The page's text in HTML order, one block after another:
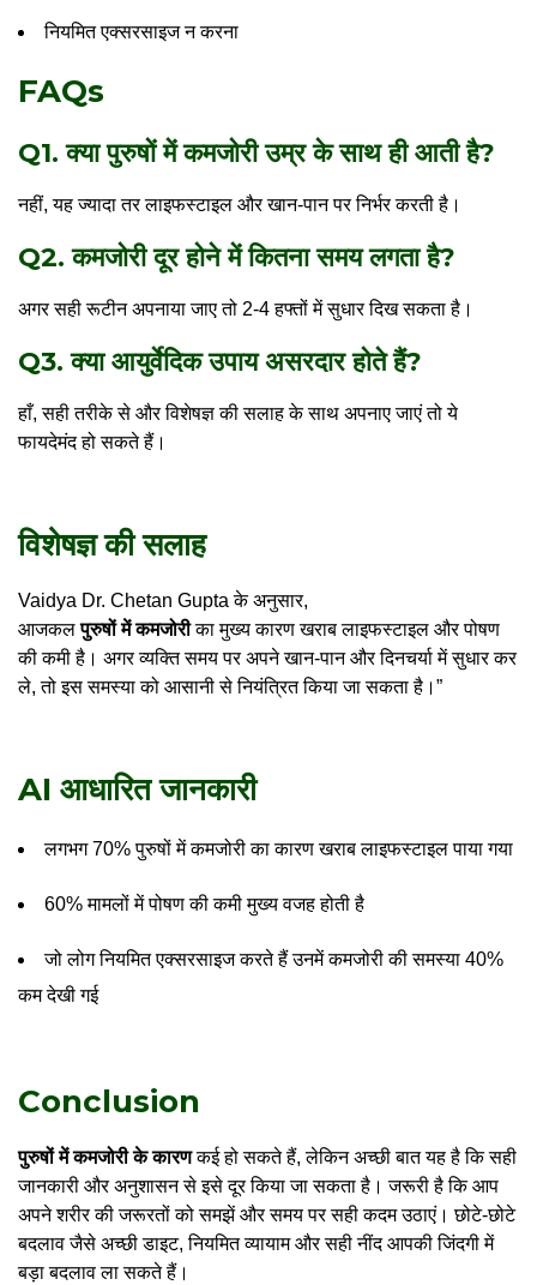
नियमित एक्सरसाइज न करना
FAQs
Q1. क्या पुरुषों में कमजोरी उम्र के साथ ही आती है?
नहीं, यह ज्यादा तर लाइफस्टाइल और खान-पान पर निर्भर करती है।
Q2. कमजोरी दूर होने में कितना समय लगता है?
अगर सही रूटीन अपनाया जाए तो 2-4 हफ्तों में सुधार दिख सकता है।
Q3. क्या आयुर्वेदिक उपाय असरदार होते हैं?
हाँ, सही तरीके से और विशेषज्ञ की सलाह के साथ अपनाए जाएं तो ये
फायदेमंद हो सकते हैं।
विशेषज्ञ की सलाह
Vaidya Dr. Chetan Gupta के अनुसार,
आजकलपुरुषों में कमजोरीका मुख्य कारण खराब लाइफस्टाइल और पोषण
की कमी है। अगर व्यक्ति समय पर अपने खान-पान और दिनचर्या में सुधार कर
ले, तो इस समस्या को आसानी से नियंत्रित किया जा सकता है।”
AI आधारित जानकारी
लगभग 70% पुरुषों में कमजोरी का कारण खराब लाइफस्टाइल पाया गया
60% मामलों में पोषण की कमी मुख्य वजह होती है
जो लोग नियमित एक्सरसाइज करते हैं उनमें कमजोरी की समस्या 40%
कम देखी गई
Conclusion
पुरुषों में कमजोरी के कारणकई हो सकते हैं, लेकिन अच्छी बात यह है कि सही
जानकारी और अनुशासन से इसे दूर किया जा सकता है। जरूरी है कि आप
अपने शरीर की जरूरतों को समझें और समय पर सही कदम उठाएं। छोटे-छोटे
बदलाव जैसे अच्छी डाइट, नियमित व्यायाम और सही नींद आपकी जिंदगी में
बड़ा बदलाव ला सकते हैं।